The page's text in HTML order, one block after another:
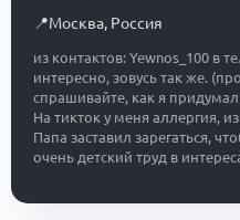
📍Москва, Россия
из контактов: Yewnos_100 в
интересно, зовусь так же.
спрашивайте, как я
На тикток у меня аллергия,
Папа заставил зарегаться,
очень детский труд в